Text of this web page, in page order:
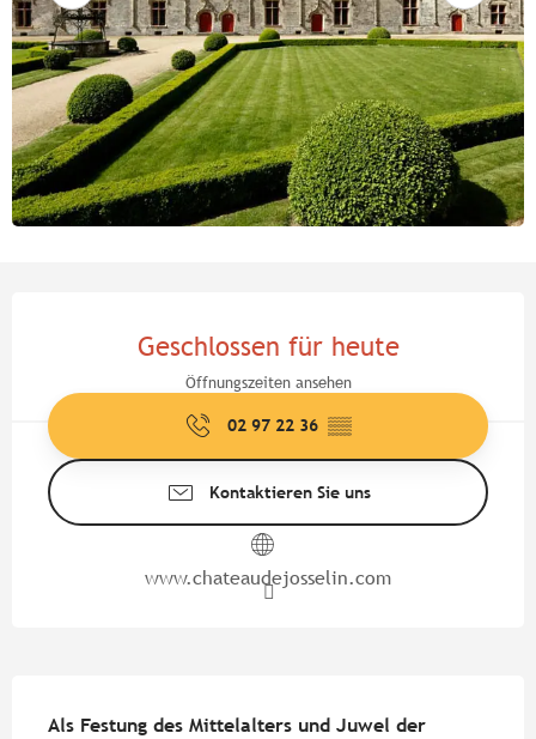
Geschlossen für heute
Öffnungszeiten ansehen
02 97 22 36 ▒▒
Kontaktieren Sie uns
www.chateaudejosselin.com
Als Festung des Mittelalters und Juwel der